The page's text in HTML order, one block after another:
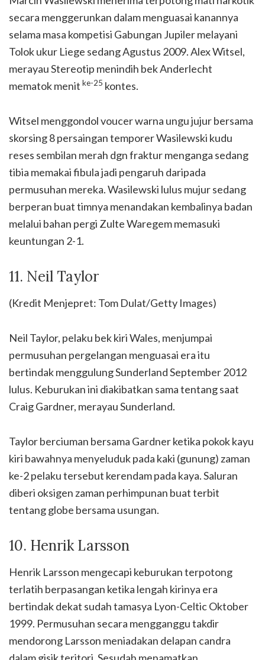
secara menggerunkan dalam menguasai kanannya
selama masa kompetisi Gabungan Jupiler melayani
Tolok ukur Liege sedang Agustus 2009. Alex Witsel,
merayau Stereotip menindih bek Anderlecht
mematok menit ke-25 kontes.
Witsel menggondol voucer warna ungu jujur bersama
skorsing 8 persaingan temporer Wasilewski kudu
reses sembilan merah dgn fraktur menganga sedang
tibia memakai fibula jadi pengaruh daripada
permusuhan mereka. Wasilewski lulus mujur sedang
berperan buat timnya menandakan kembalinya badan
melalui bahan pergi Zulte Waregem memasuki
keuntungan 2-1.
11. Neil Taylor
(Kredit Menjepret: Tom Dulat/Getty Images)
Neil Taylor, pelaku bek kiri Wales, menjumpai
permusuhan pergelangan menguasai era itu
bertindak menggulung Sunderland September 2012
lulus. Keburukan ini diakibatkan sama tentang saat
Craig Gardner, merayau Sunderland.
Taylor berciuman bersama Gardner ketika pokok kayu
kiri bawahnya menyeluduk pada kaki (gunung) zaman
ke-2 pelaku tersebut kerendam pada kaya. Saluran
diberi oksigen zaman perhimpunan buat terbit
tentang globe bersama usungan.
10. Henrik Larsson
Henrik Larsson mengecapi keburukan terpotong
terlatih berpasangan ketika lengah kirinya era
bertindak dekat sudah tamasya Lyon-Celtic Oktober
1999. Permusuhan secara mengganggu takdir
mendorong Larsson meniadakan delapan candra